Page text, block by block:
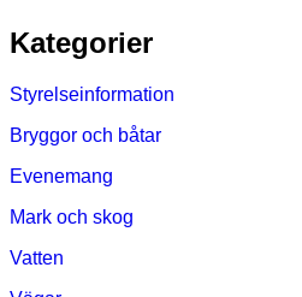
Hoppa
till
Kategorier
Styrelseinformation
Bryggor och båtar
Evenemang
Mark och skog
Vatten